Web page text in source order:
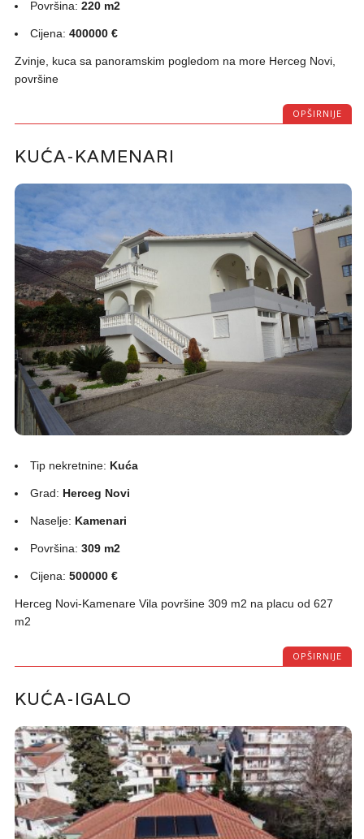
Površina:220 m2
Cijena:400000 €
Zvinje, kuca sa panoramskim pogledom na more Herceg Novi,
površine
OPŠIRNIJE
KUĆA-KAMENARI
Tip nekretnine: Kuća
Grad: Herceg Novi
Naselje: Kamenari
Površina:309 m2
Cijena:500000 €
Herceg Novi-Kamenare Vila površine 309 m2 na placu od 627
m2
OPŠIRNIJE
KUĆA-IGALO